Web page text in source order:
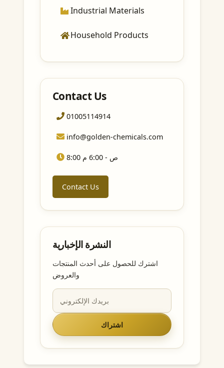
Industrial Materials
Household Products
Contact Us
01005114914
info@golden-chemicals.com
8:00 ص - 6:00 م
Contact Us
النشرة الإخبارية
اشترك للحصول على أحدث المنتجات
والعروض
اشتراك